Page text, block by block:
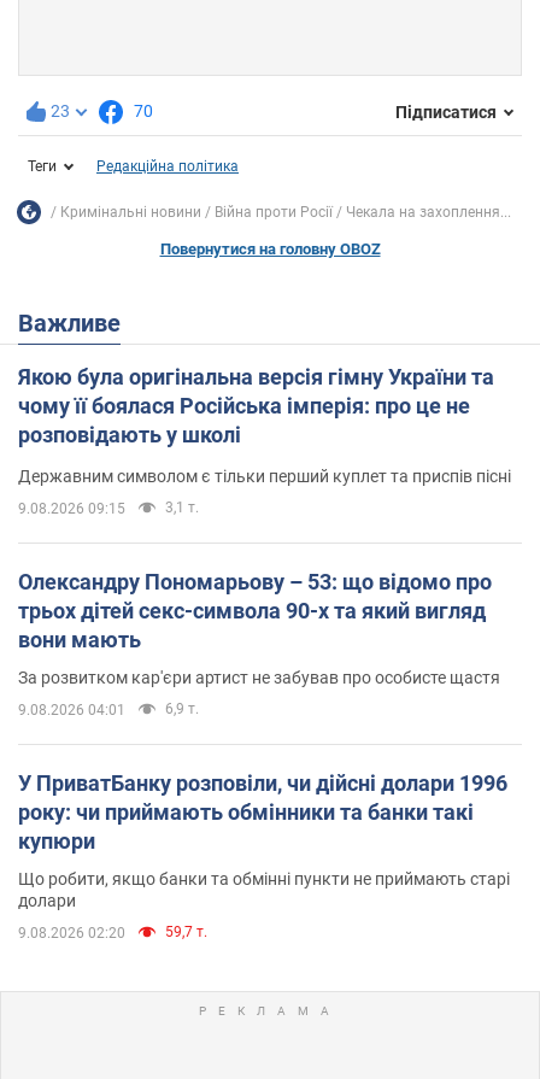
23 70 Підписатися
Теги Редакційна політика
Кримінальні новини Війна проти Росії Чекала на захоплення...
Повернутися на головну OBOZ
Важливе
Якою була оригінальна версія гімну України та
чому її боялася Російська імперія: про це не
розповідають у школі
Державним символом є тільки перший куплет та приспів пісні
9.08.2026 09:15 3,1 т.
Олександру Пономарьову – 53: що відомо про
трьох дітей секс-символа 90-х та який вигляд
вони мають
За розвитком кар'єри артист не забував про особисте щастя
9.08.2026 04:01 6,9 т.
У ПриватБанку розповіли, чи дійсні долари 1996
року: чи приймають обмінники та банки такі
купюри
Що робити, якщо банки та обмінні пункти не приймають старі
долари
9.08.2026 02:20 59,7 т.